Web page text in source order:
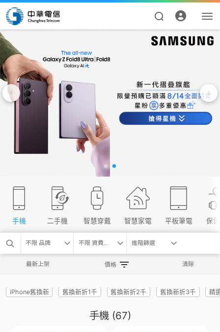
資費合約
申請查詢
我的帳號
手機 二手機 智慧穿戴 智慧家電 平板筆電 保
不限 品牌 進階篩選
最新上架 價格 清除
iPhone舊換新 舊換新折1千 舊換新折2千 舊換新折3千 精
手機 (67)